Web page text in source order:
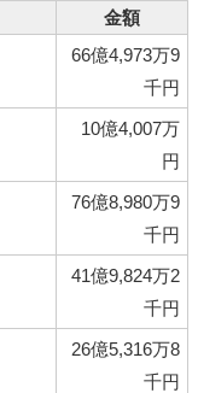
金額
66億4,973万9
千円
10億4,007万
円
76億8,980万9
千円
41億9,824万2
千円
26億5,316万8
千円